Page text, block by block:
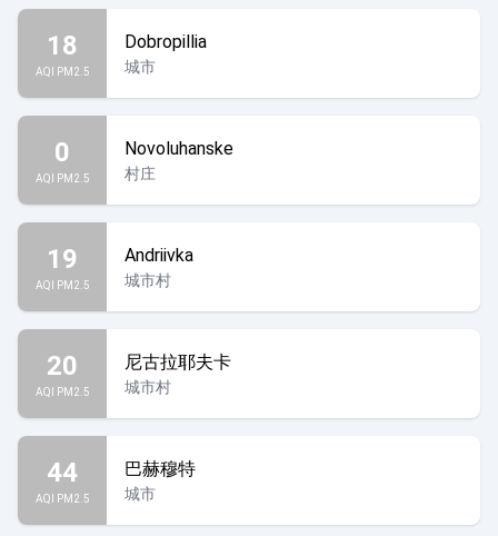
18
AQI PM2.5
Dobropillia
城市
0
AQI PM2.5
Novoluhanske
村庄
19
AQI PM2.5
Andriivka
城市村
20
AQI PM2.5
尼古拉耶夫卡
城市村
44
AQI PM2.5
巴赫穆特
城市